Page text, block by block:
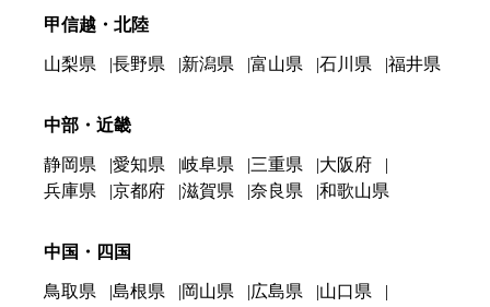
甲信越・北陸
山梨県 長野県 新潟県 富山県 石川県 福井県
中部・近畿
静岡県 愛知県 岐阜県 三重県
大阪府
兵庫県
京都府 滋賀県 奈良県 和歌山県
中国・四国
鳥取県 島根県 岡山県 広島県
山口県